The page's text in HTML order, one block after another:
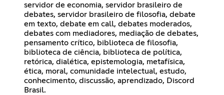
servidor de economia, servidor brasileiro de
debates, servidor brasileiro de filosofia, debate
em texto, debate em call, debates moderados,
debates com mediadores, mediação de debates,
pensamento crítico, biblioteca de filosofia,
biblioteca de ciência, biblioteca de política,
retórica, dialética, epistemologia, metafísica,
ética, moral, comunidade intelectual, estudo,
conhecimento, discussão, aprendizado, Discord
Brasil.